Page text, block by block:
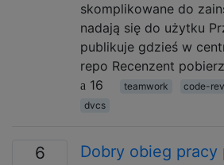
skomplikowane do
nadają się do użytku
publikuje gdzieś w
repo Recenzent
16
teamwork code-
dvcs
6
Dobry obieg